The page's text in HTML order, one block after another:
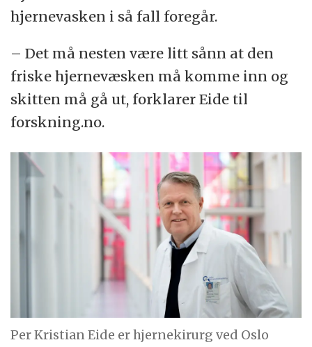
hjernevasken i så fall foregår.
– Det må nesten være litt sånn at den
friske hjernevæsken må komme inn og
skitten må gå ut, forklarer Eide til
forskning.no.
Per Kristian Eide er hjernekirurg ved Oslo